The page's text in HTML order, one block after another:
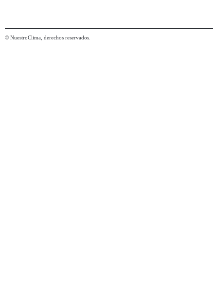
© NuestroClima, derechos reservados.